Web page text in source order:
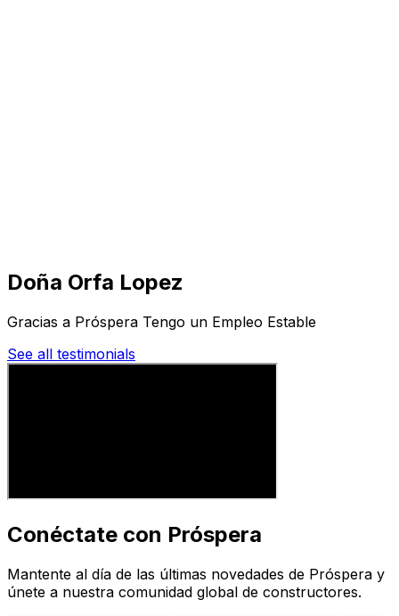
Doña Orfa Lopez
Gracias a Próspera Tengo un Empleo Estable
See all testimonials
Conéctate con Próspera
Mantente al día de las últimas novedades de Próspera y
únete a nuestra comunidad global de constructores.